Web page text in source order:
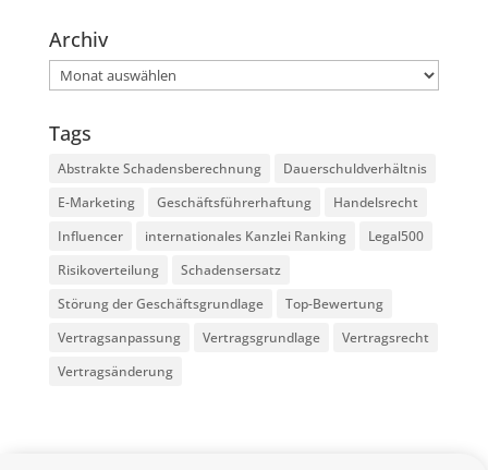
Archiv
Archiv
Tags
Abstrakte Schadensberechnung
Dauerschuldverhältnis
E-Marketing
Geschäftsführerhaftung
Handelsrecht
Influencer
internationales Kanzlei Ranking
Legal500
Risikoverteilung
Schadensersatz
Störung der Geschäftsgrundlage
Top-Bewertung
Vertragsanpassung
Vertragsgrundlage
Vertragsrecht
Vertragsänderung